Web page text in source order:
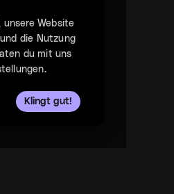
unsere Website
die Nutzung
du mit uns
Klingt gut!